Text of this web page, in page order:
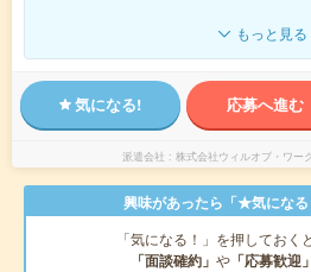
もっと見る
気になる! 応募へ進む
派遣会社 株式会社ウィルオブ・ワ
興味があったら「★気になる
「気になる！」を押しておく
「面談確約」 や 「応募歓迎」